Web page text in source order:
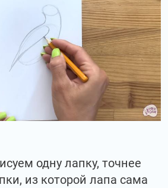
одну лапку, точнее
из которой лапа сама